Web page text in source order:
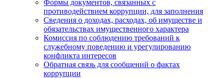
Формы документов, связанных с
противодействием коррупции, для заполнения
Сведения о доходах, расходах, об имуществе и
обязательствах имущественного характера
Комиссия по соблюдению требований к
служебному поведению и урегулированию
конфликта интересов
Обратная связь для сообщений о фактах
коррупции